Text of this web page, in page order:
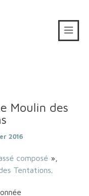
Moulin des
2016
composé »,
Tentations